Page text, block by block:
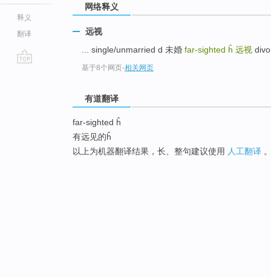
释义
翻译
网络释义
远视
... single/unmarried d 未婚 far-sighted ĥ 远视
基于8个网页-相关网页
有道翻译
far-sighted ĥ
有远见的ĥ
以上为机器翻译结果，长、整句建议使用 人工翻译